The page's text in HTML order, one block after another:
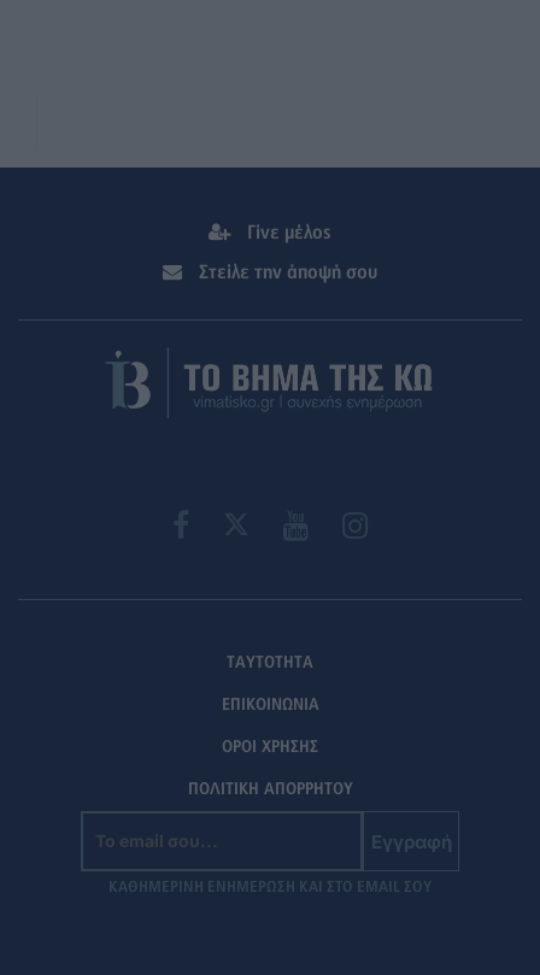
Γίνε μέλος
Στείλε την άποψή σου
ΤΑΥΤΟΤΗΤΑ
ΕΠΙΚΟΙΝΩΝΙΑ
ΟΡΟΙ ΧΡΗΣΗΣ
ΠΟΛΙΤΙΚΗ ΑΠΟΡΡΗΤΟΥ
Εγγραφή
ΚΑΘΗΜΕΡΙΝΗ ΕΝΗΜΕΡΩΣΗ ΚΑΙ ΣΤΟ EMAIL ΣΟΥ